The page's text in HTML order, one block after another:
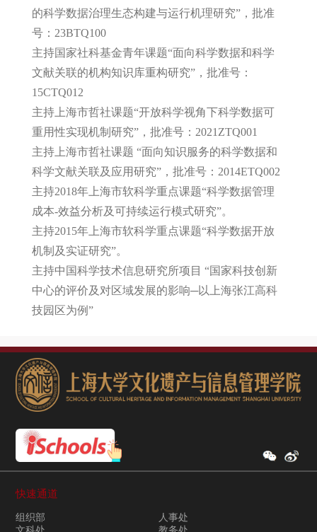
的科学数据治理生态构建与运行机理研究”，批准
号：23BTQ100
主持国家社科基金青年课题“面向科学数据和科学
文献关联的机构知识库重构研究”，批准号：
15CTQ012
主持上海市哲社课题“开放科学视角下科学数据可
重用性实现机制研究”， 批准号：2021ZTQ001
主持上海市哲社课题 “面向知识服务的科学数据和
科学文献关联及应用研究”， 批准号：2014ETQ002
主持2018年上海市软科学重点课题“科学数据管理
成本-效益分析及可持续运行模式研究”。
主持2015年上海市软科学重点课题“科学数据开放
机制及实证研究”。
主持中国科学技术信息研究所项目 “国家科技创新
中心的评价及对区域发展的影响─以上海张江高科
技园区为例”
快速通道
组织部
人事处